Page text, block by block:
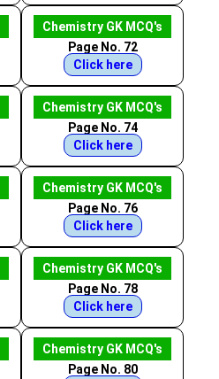
Chemistry GK MCQ's
Page No. 72
Click here
Chemistry GK MCQ's
Page No. 74
Click here
Chemistry GK MCQ's
Page No. 76
Click here
Chemistry GK MCQ's
Page No. 78
Click here
Chemistry GK MCQ's
Page No. 80